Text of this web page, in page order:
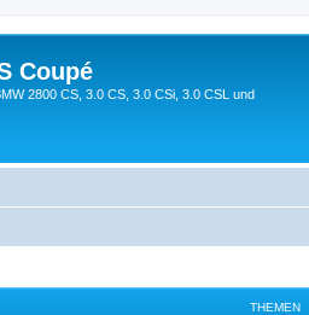
Coupé
2800 CS, 3.0 CS, 3.0 CSi, 3.0 CSL und
THEMEN